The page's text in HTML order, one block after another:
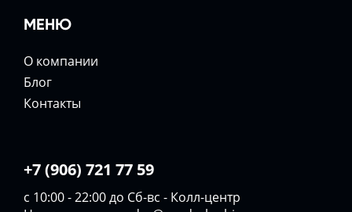
МЕНЮ
О компании
Блог
Контакты
+7 (906) 721 77 59
с 10:00 - 22:00 до Сб-вс - Колл-центр